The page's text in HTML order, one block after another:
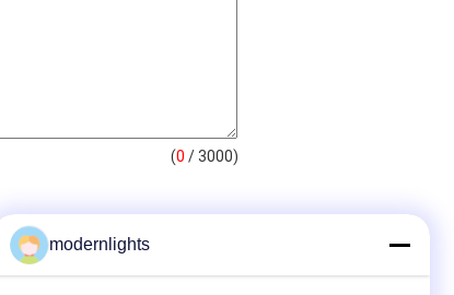
(0 / 3000)
modernlights